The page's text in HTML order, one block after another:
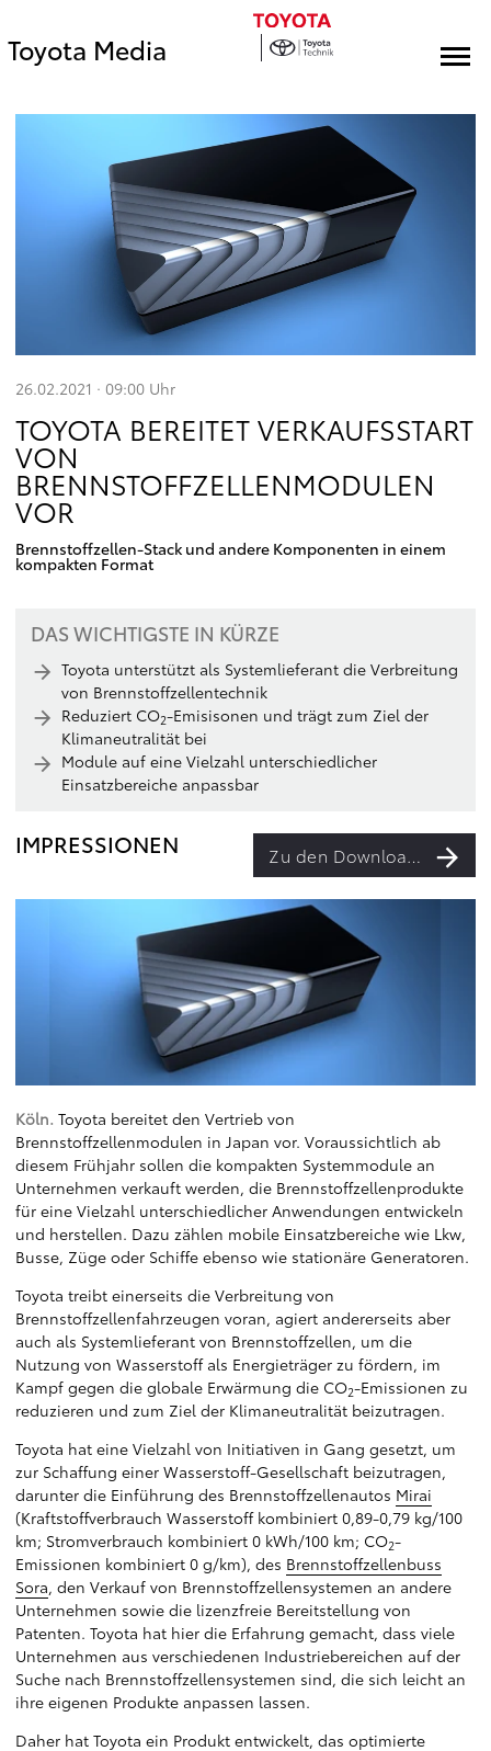
Toyota Media
26.02.2021 · 09:00 Uhr
TOYOTA BEREITET VERKAUFSSTART
VON
BRENNSTOFFZELLENMODULEN
VOR
Brennstoffzellen-Stack und andere Komponenten in einem
kompakten Format
DAS WICHTIGSTE IN KÜRZE
Toyota unterstützt als Systemlieferant die Verbreitung
von Brennstoffzellentechnik
Reduziert CO2-Emisisonen und trägt zum Ziel der
Klimaneutralität bei
Module auf eine Vielzahl unterschiedlicher
Einsatzbereiche anpassbar
IMPRESSIONEN Zu den Downloads
Köln. Toyota bereitet den Vertrieb von
Brennstoffzellenmodulen in Japan vor. Voraussichtlich ab
diesem Frühjahr sollen die kompakten Systemmodule an
Unternehmen verkauft werden, die Brennstoffzellenprodukte
für eine Vielzahl unterschiedlicher Anwendungen entwickeln
und herstellen. Dazu zählen mobile Einsatzbereiche wie Lkw,
Busse, Züge oder Schiffe ebenso wie stationäre Generatoren.
Toyota treibt einerseits die Verbreitung von
Brennstoffzellenfahrzeugen voran, agiert andererseits aber
auch als Systemlieferant von Brennstoffzellen, um die
Nutzung von Wasserstoff als Energieträger zu fördern, im
Kampf gegen die globale Erwärmung die CO2-Emissionen zu
reduzieren und zum Ziel der Klimaneutralität beizutragen.
Toyota hat eine Vielzahl von Initiativen in Gang gesetzt, um
zur Schaffung einer Wasserstoff-Gesellschaft beizutragen,
darunter die Einführung des Brennstoffzellenautos Mirai
(Kraftstoffverbrauch Wasserstoff kombiniert 0,89-0,79 kg/100
km; Stromverbrauch kombiniert 0 kWh/100 km; CO2-
Emissionen kombiniert 0 g/km), des Brennstoffzellenbuss
Sora, den Verkauf von Brennstoffzellensystemen an andere
Unternehmen sowie die lizenzfreie Bereitstellung von
Patenten. Toyota hat hier die Erfahrung gemacht, dass viele
Unternehmen aus verschiedenen Industriebereichen auf der
Suche nach Brennstoffzellensystemen sind, die sich leicht an
ihre eigenen Produkte anpassen lassen.
Daher hat Toyota ein Produkt entwickelt, das optimierte